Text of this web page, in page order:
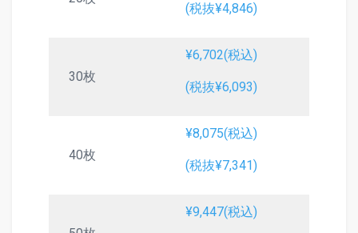
(税抜¥4,846)
30枚
¥6,702(税込)
(税抜¥6,093)
40枚
¥8,075(税込)
(税抜¥7,341)
¥9,447(税込)